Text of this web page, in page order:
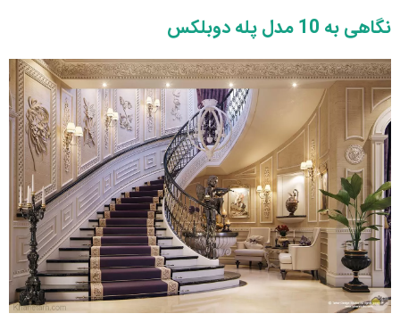
نگاهی به 10 مدل پله دوبلکس